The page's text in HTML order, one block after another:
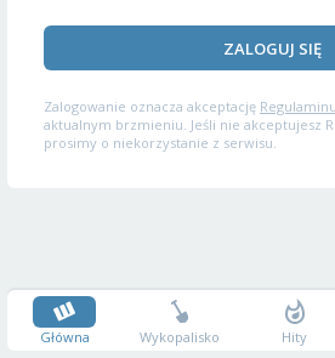
ZALOGUJ SIĘ
Zalogowanie oznacza akceptację
aktualnym brzmieniu. Jeśli nie akceptujesz
prosimy o niekorzystanie z serwisu.
Główna Wykopalisko Hity